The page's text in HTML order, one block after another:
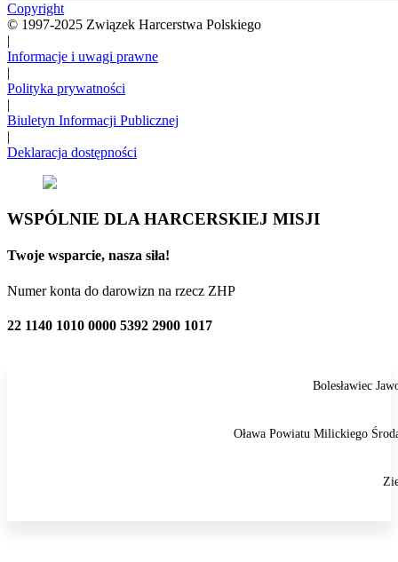
Copyright
© 1997-2025 Związek Harcerstwa Polskiego
|
Informacje i uwagi prawne
|
Polityka prywatności
|
Biuletyn Informacji Publicznej
|
Deklaracja dostępności
WSPÓLNIE DLA HARCERSKIEJ MISJI
Twoje wsparcie, nasza siła!
Numer konta do darowizn na rzecz ZHP
22 1140 1010 0000 5392 2900 1017
Bolesławiec
Oława Powiatu Milickiego